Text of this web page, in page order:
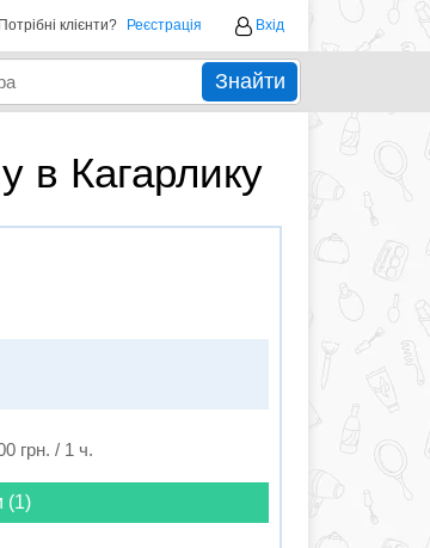
Потрібні клієнти? Реєстрація Вхід
Знайти
в Кагарлику
грн. / 1 ч.
(1)